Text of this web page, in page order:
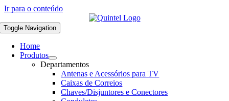
Ir para o conteúdo
Toggle Navigation
Home
Produtos
Departamentos
Antenas e Acessórios para TV
Caixas de Correios
Chaves/Disjuntores e Conectores